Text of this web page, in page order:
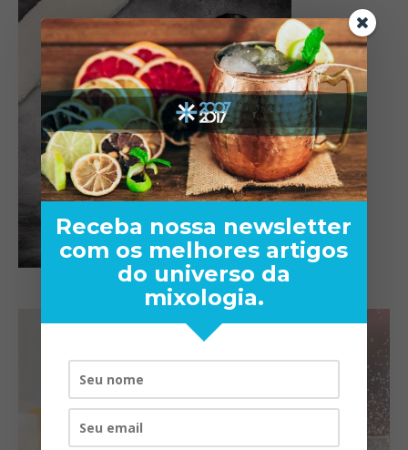
Receba nossa newsletter
com os melhores artigos
do universo da
mixologia.